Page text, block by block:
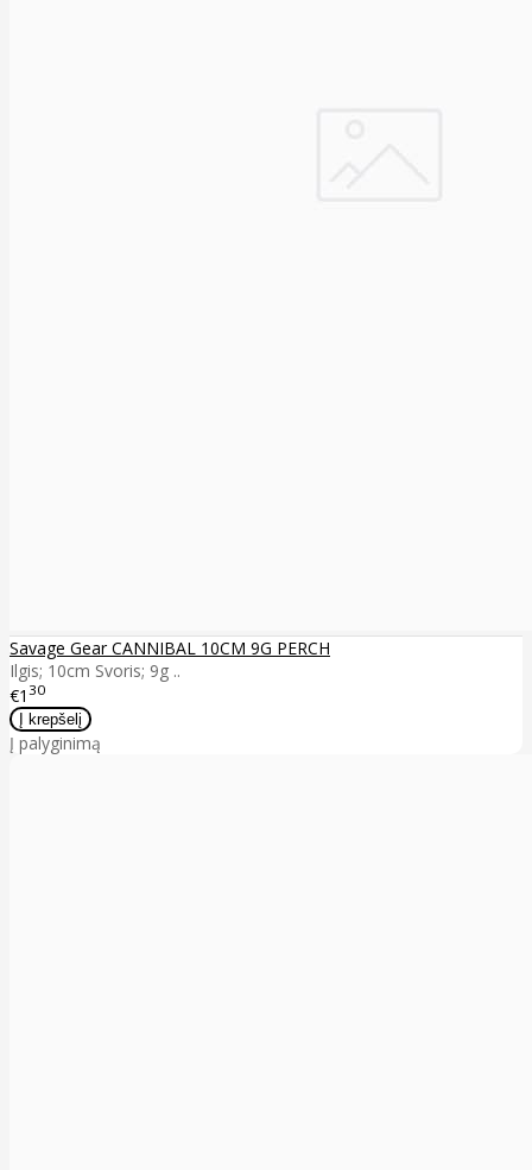
Savage Gear CANNIBAL 10CM 9G PERCH
Ilgis; 10cm Svoris; 9g ..
€1 30
Į palyginimą